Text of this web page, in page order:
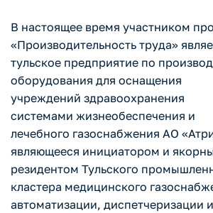
В настоящее время участником
«Производительность труда»
тульское предприятие по
оборудования для оснащения
учреждений здравоохранения
системами жизнеобеспечения и
лечебного газоснабжения АО
являющееся инициатором и
резидентом Тульского
кластера медицинского
автоматизации, диспетчеризации и